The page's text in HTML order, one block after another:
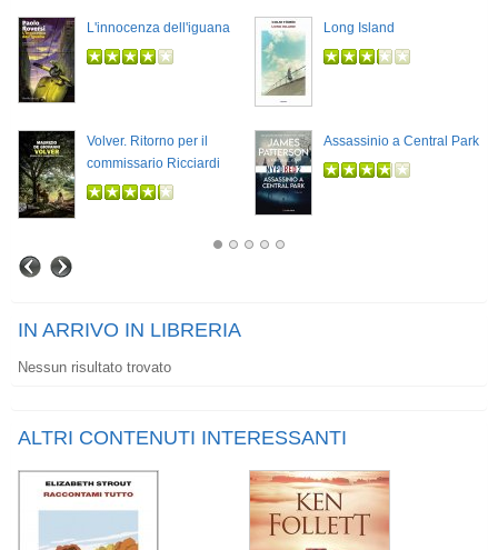
L'innocenza dell'iguana Long Island
Volver. Ritorno per il
commissario Ricciardi
Assassinio a Central Park
IN ARRIVO IN LIBRERIA
Nessun risultato trovato
ALTRI CONTENUTI INTERESSANTI